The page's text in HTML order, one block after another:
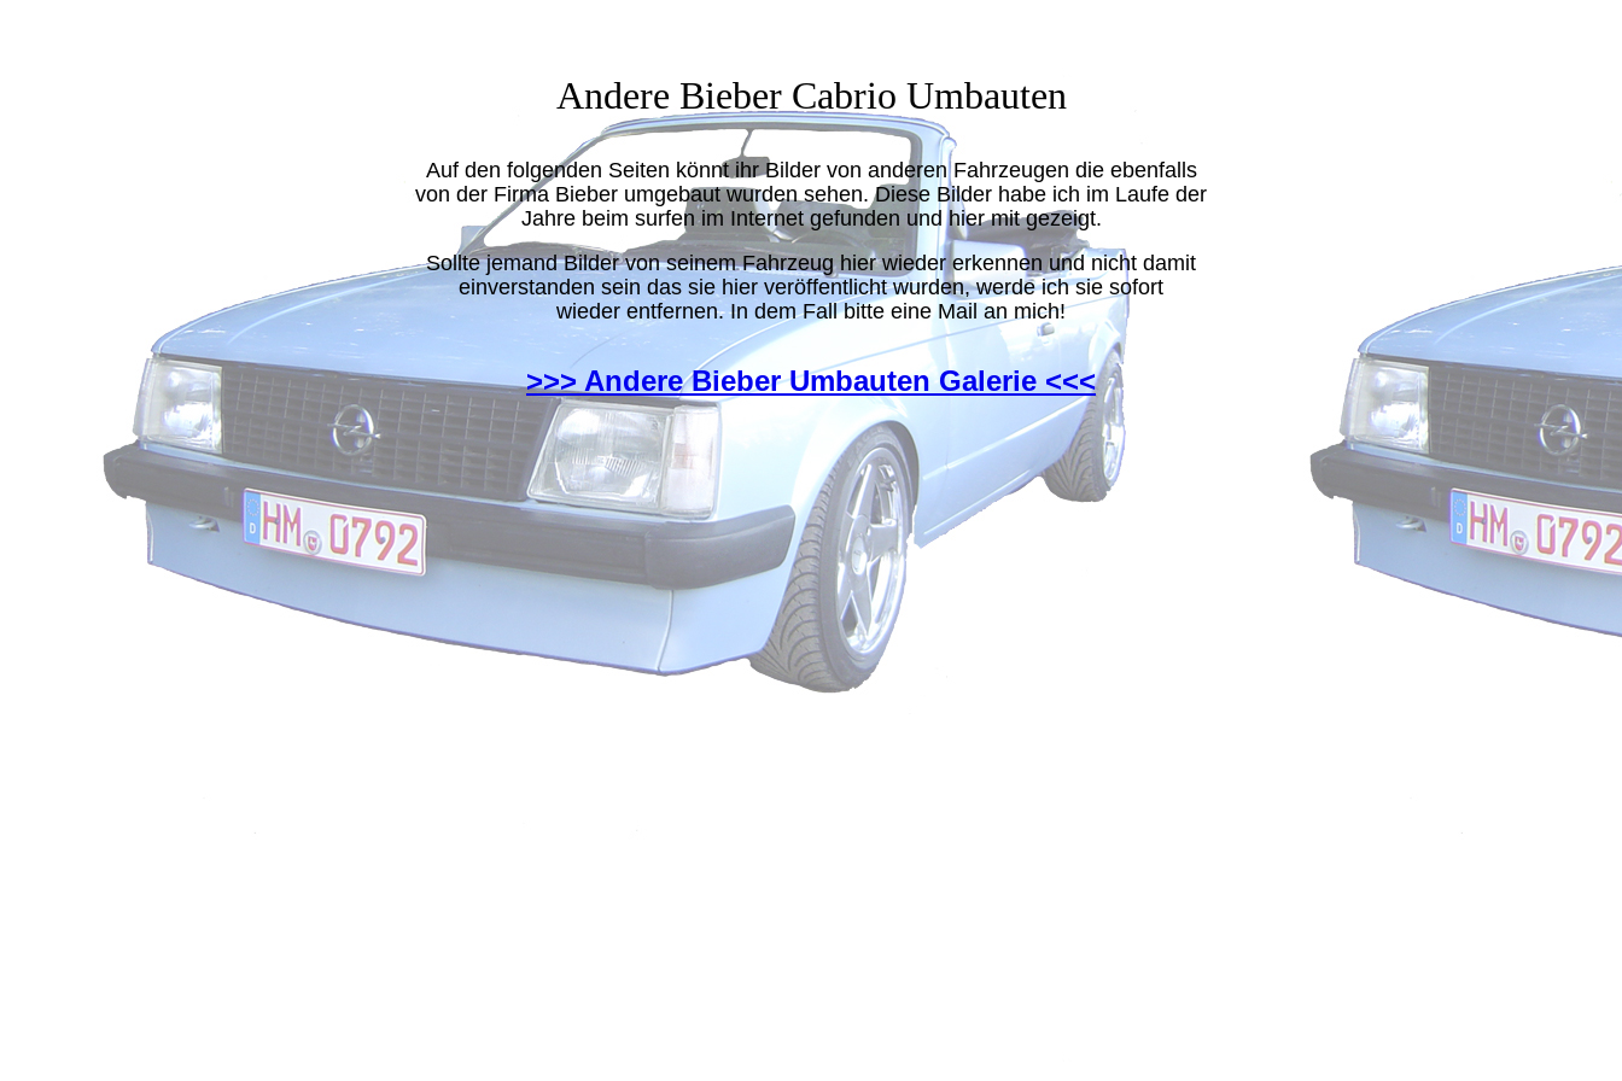
Andere Bieber Cabrio Umbauten
Auf den folgenden Seiten könnt ihr Bilder von anderen Fahrzeugen die ebenfalls
von der Firma Bieber umgebaut wurden sehen. Diese Bilder habe ich im Laufe der
Jahre beim surfen im Internet gefunden und hier mit gezeigt.
Sollte jemand Bilder von seinem Fahrzeug hier wieder erkennen und nicht damit
einverstanden sein das sie hier veröffentlicht wurden, werde ich sie sofort
wieder entfernen. In dem Fall bitte eine Mail an mich!
>>> Andere Bieber Umbauten Galerie <<<